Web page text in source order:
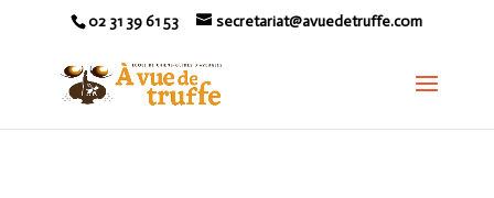
02 31 39 61 53 secretariat@avuedetruffe.com